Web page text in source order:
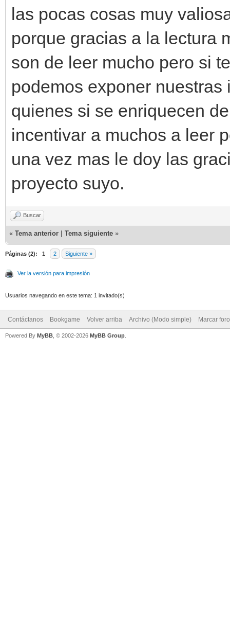
las pocas cosas muy
porque gracias a la lectura
son de leer mucho pero si
podemos exponer
quienes si se enriquecen
incentivar a muchos a leer
una vez mas le doy las
proyecto suyo.
Buscar
« Tema anterior Tema siguiente »
Páginas (2): 1 2 Siguiente »
Ver la versión para impresión
Usuarios navegando en este tema: 1 invitado(s)
Contáctanos Bookgame Volver arriba Archivo (Modo simple) Marcar
Powered By MyBB , © 2002-2026 MyBB Group